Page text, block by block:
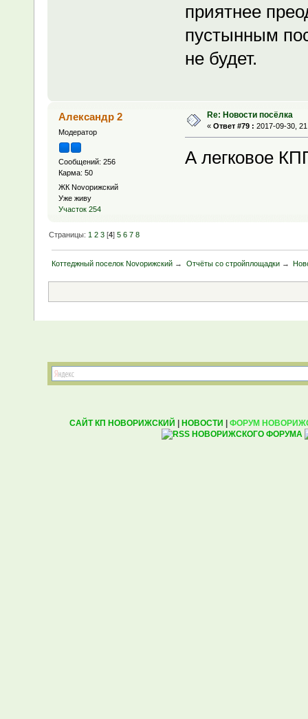
приятнее
пустынным
не будет.
Александр 2
Модератор
Сообщений: 256
Карма: 50
ЖК Novoрижский
Уже живу
Участок 254
Re: Новости посёлка
« Ответ #79 : 2017-09-30,
А легковое
Страницы: 1 2 3 [4]5 6 7 8
Коттеджный поселок Novoрижский → Отчёты со стройплощадки→
САЙТ КП НОВОРИЖСКИЙ НОВОСТИ ФОРУМ